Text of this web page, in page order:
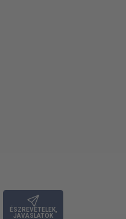
ÉSZREVÉTELEK,
JAVASLATOK